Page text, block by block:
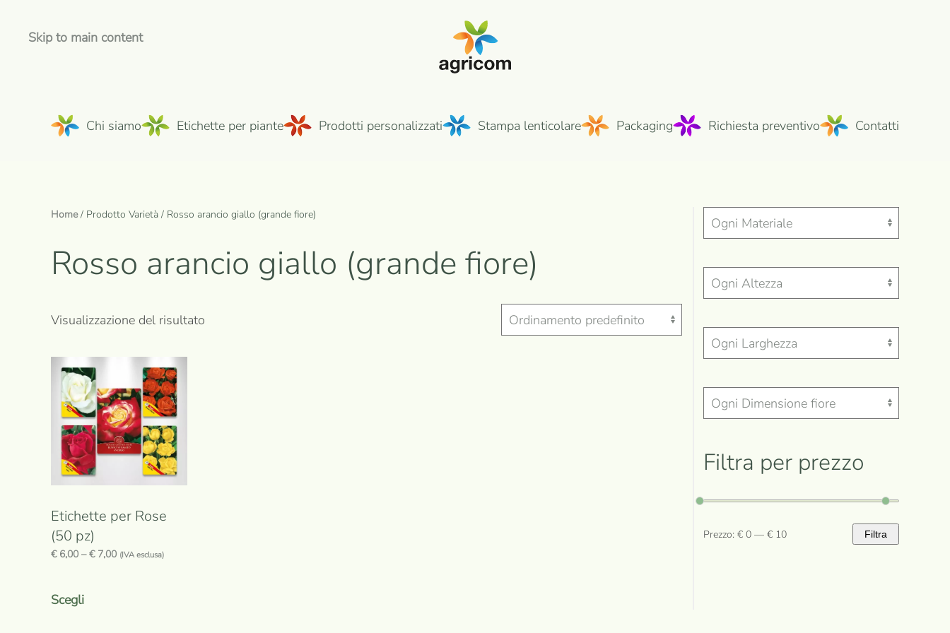
Skip to main content
Chi siamo Etichette per piante Prodotti personalizzati Stampa lenticolare Packaging Richiesta preventivo Contatti
Home/ Prodotto Varietà / Rosso arancio giallo (grande fiore)
Rosso arancio giallo (grande fiore)
Visualizzazione del risultato
Etichette per Rose
(50 pz)
€6,00 –€7,00 (IVA esclusa)
Scegliprodotto
Filtra per prezzo
Prezzo
Prezzo
Filtra
Prezzo: € 0— € 10